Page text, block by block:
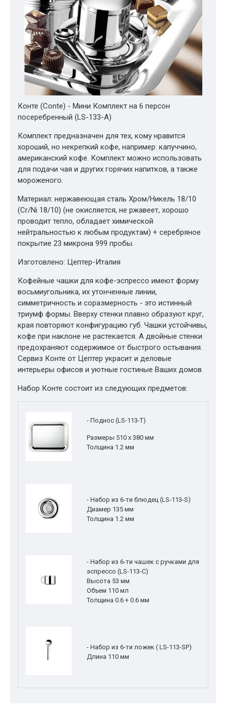
Конте (Conte) - Мини Комплект на 6 персон
посеребренный (LS-133-A)
Комплект предназначен для тех, кому нравится
хороший, но некрепкий кофе, например: капуччино,
американский кофе. Комплект можно использовать
для подачи чая и других горячих напитков, а также
мороженого.
Материал: нержавеющая сталь Хром/Никель 18/10
(Cr/Ni 18/10) (не окисляется, не ржавеет, хорошо
проводит тепло, обладает химической
нейтральностью к любым продуктам) + серебряное
покрытие 23 микрона 999 пробы.
Изготовлено: Цептер-Италия
Кофейные чашки для кофе-эспрессо имеют форму
восьмиугольника, их утонченные линии,
симметричность и соразмерность - это истинный
триумф формы. Вверху стенки плавно образуют круг,
края повторяют конфигурацию губ. Чашки устойчивы,
кофе при наклоне не растекается. А двойные стенки
предохраняют содержимое от быстрого остывания.
Сервиз Конте от Цептер украсит и деловые
интерьеры офисов и уютные гостиные Ваших домов.
Набор Конте состоит из следующих предметов:
- Поднос (LS-113-T)
Размеры 510 x 380 мм
Толщина 1.2 мм
- Набор из 6-ти блюдец (LS-113-S)
Диамер 135 мм
Толщина 1.2 мм
- Набор из 6-ти чашек с ручками для
эспрессо (LS-113-C)
Высота 53 мм
Объем 110 мл
Толщина 0.6 + 0.6 мм
- Набор из 6-ти ложек ( LS-113-SP)
Длина 110 мм